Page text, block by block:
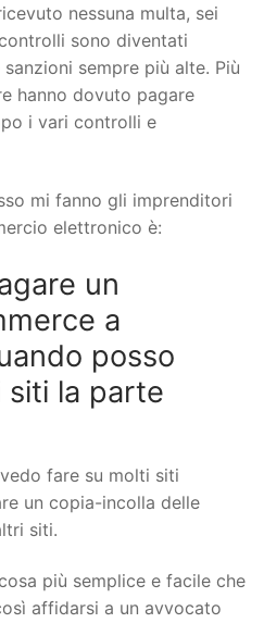
nessuna multa, sei
sono diventati
sempre più alte. Più
hanno dovuto pagare
i vari controlli e
mi fanno gli imprenditori
elettronico è:
un
a
posso
siti la parte
fare su molti siti
un copia-incolla delle
siti.
più semplice e facile che
affidarsi a un avvocato